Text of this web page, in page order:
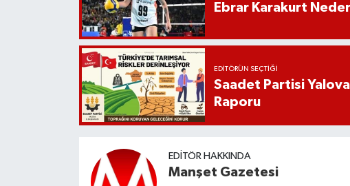
Ebrar Karakurt
EDITÖRÜN SEÇTIĞI
Saadet Partisi
Raporu
EDITÖR HAKKINDA
Manşet Gazetesi